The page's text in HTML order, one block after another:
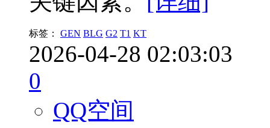
标签： GEN BLG G2 T1 KT
2026-04-28 02:03:03
0
QQ空间